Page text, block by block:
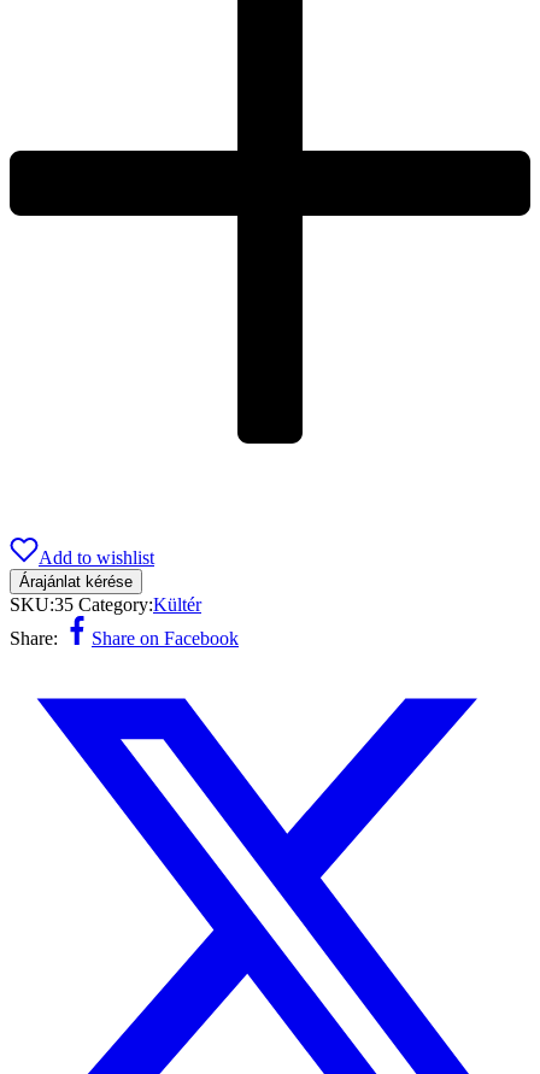
Add to wishlist
Árajánlat kérése
SKU:35 Category:Kültér
Share:
Share on Facebook